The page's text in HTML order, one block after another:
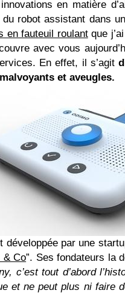
en matière
du robot assistant dans
en fauteuil roulantque
avec vous
En effet, il s’agit
et aveugles.
développée par une
& Co”. Ses fondateurs la
c’est tout d’abord
et ne peut plus ni faire